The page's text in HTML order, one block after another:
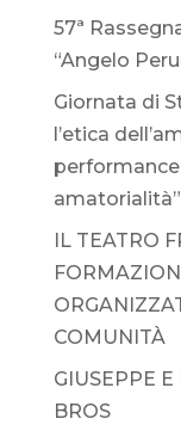
57ª
“Angelo
Giornata di
l’etica
amatorialità”
IL TEATRO
COMUNITÀ
GIUSEPPE
BROS